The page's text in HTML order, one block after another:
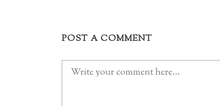
POST A COMMENT